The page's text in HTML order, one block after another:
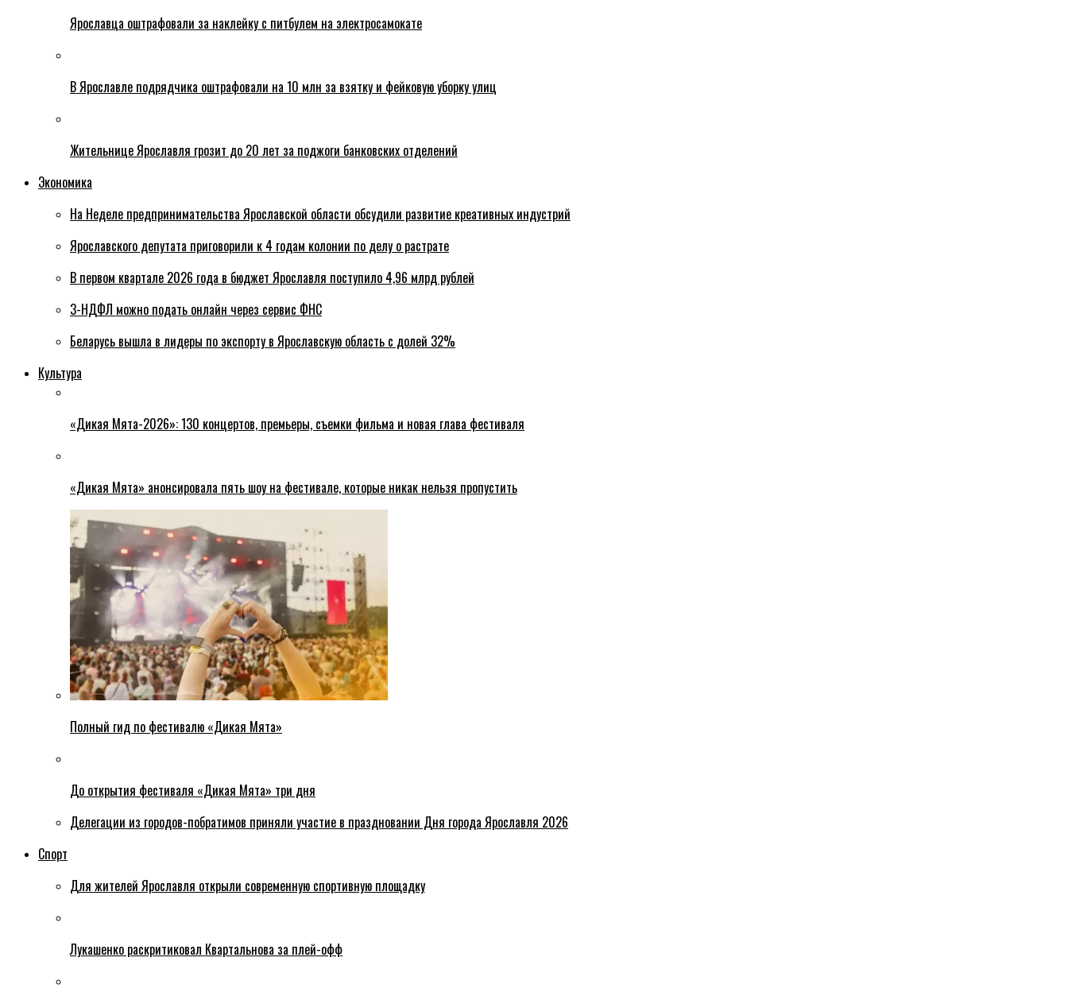
Ярославца оштрафовали за наклейку с питбулем на электросамокате
В Ярославле подрядчика оштрафовали на 10 млн за взятку и фейковую уборку улиц
Жительнице Ярославля грозит до 20 лет за поджоги банковских отделений
Экономика
На Неделе предпринимательства Ярославской области обсудили развитие креативных индустрий
Ярославского депутата приговорили к 4 годам колонии по делу о растрате
В первом квартале 2026 года в бюджет Ярославля поступило 4,96 млрд рублей
3-НДФЛ можно подать онлайн через сервис ФНС
Беларусь вышла в лидеры по экспорту в Ярославскую область с долей 32%
Культура
«Дикая Мята-2026»: 130 концертов, премьеры, съемки фильма и новая глава фестиваля
«Дикая Мята» анонсировала пять шоу на фестивале, которые никак нельзя пропустить
Полный гид по фестивалю «Дикая Мята»
До открытия фестиваля «Дикая Мята» три дня
Делегации из городов-побратимов приняли участие в праздновании Дня города Ярославля 2026
Спорт
Для жителей Ярославля открыли современную спортивную площадку
Лукашенко раскритиковал Квартальнова за плей-офф